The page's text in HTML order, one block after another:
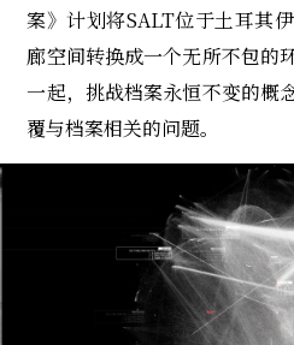
案》计划将SALT位于土耳其
廊空间转换成一个无所不包的
一起，挑战档案永恒不变的概
覆与档案相关的问题。